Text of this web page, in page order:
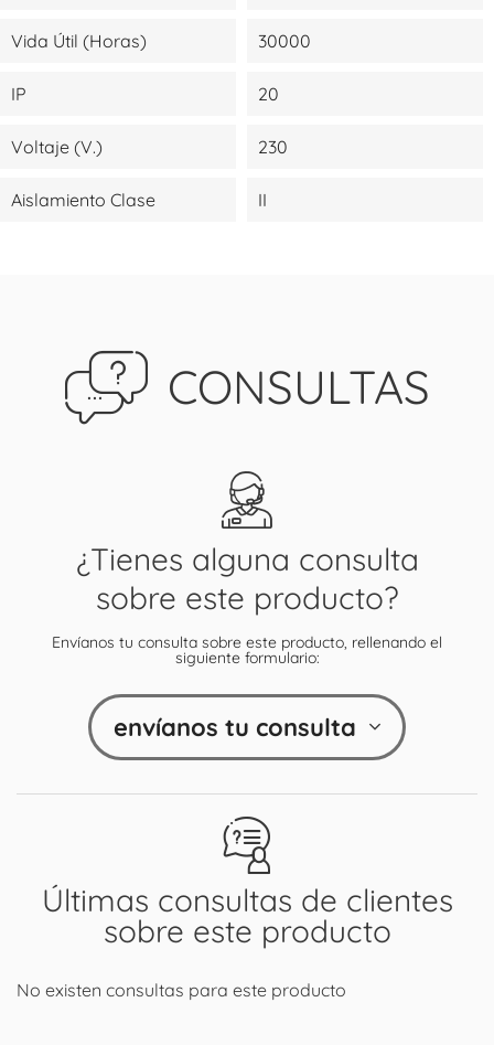
Vida Útil (Horas) 30000
IP 20
Voltaje (V.) 230
Aislamiento Clase II
CONSULTAS
Últimas consultas de clientes
sobre este producto
No existen consultas para este producto
¿Tienes alguna consulta
sobre este producto?
Envíanos tu consulta sobre este producto, rellenando el
siguiente formulario:
envíanos tu consulta